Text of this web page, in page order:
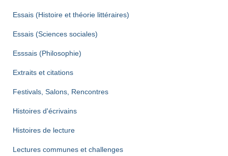
Essais (Histoire et théorie littéraires)
Essais (Sciences sociales)
Esssais (Philosophie)
Extraits et citations
Festivals, Salons, Rencontres
Histoires d'écrivains
Histoires de lecture
Lectures communes et challenges